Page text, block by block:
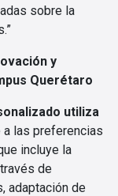
sobre la
y
Querétaro
utiliza
a las preferencias
incluye la
de
adaptación de